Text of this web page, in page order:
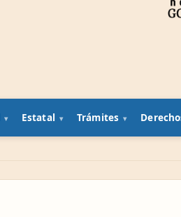
Estatal Trámites